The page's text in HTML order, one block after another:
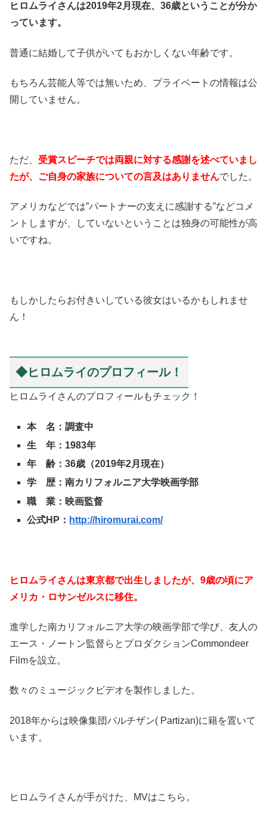
ヒロムライさんは2019年2月現在、36歳ということが分か
っています。
普通に結婚して子供がいてもおかしくない年齢です。
もちろん芸能人等では無いため、プライベートの情報は公
開していません。
ただ、 受賞スピーチでは両親に対する感謝を述べていまし
たが、ご自身の家族についての言及はありませんでした。
アメリカなどでは”パートナーの支えに感謝する”などコメ
ントしますが、していないということは独身の可能性が高
いですね。
もしかしたらお付きいしている彼女はいるかもしれませ
ん！
◆ヒロムライのプロフィール！
ヒロムライさんのプロフィールもチェック！
本 名：調査中
生 年：1983年
年 齢：36歳（2019年2月現在）
学 歴：南カリフォルニア大学映画学部
職 業：映画監督
公式HP： http://hiromurai.com/
ヒロムライさんは東京都で出生しましたが、9歳の頃にア
メリカ・ロサンゼルスに移住。
進学した南カリフォルニア大学の映画学部で学び、友人の
エース・ノートン監督らとプロダクションCommondeer
Filmを設立。
数々のミュージックビデオを製作しました。
2018年からは映像集団パルチザン( Partizan)に籍を置いて
います。
ヒロムライさんが手がけた、MVはこちら。